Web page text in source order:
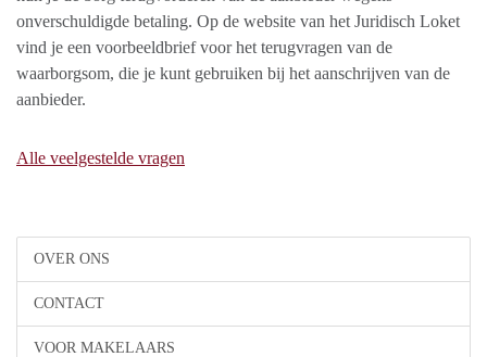
OVER ONS
CONTACT
VOOR MAKELAARS
onverschuldigde betaling. Op de website van het Juridisch Loket
vind je een voorbeeldbrief voor het terugvragen van de
waarborgsom, die je kunt gebruiken bij het aanschrijven van de
aanbieder.
Alle veelgestelde vragen